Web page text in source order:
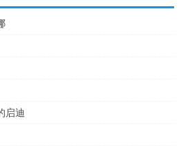
启迪